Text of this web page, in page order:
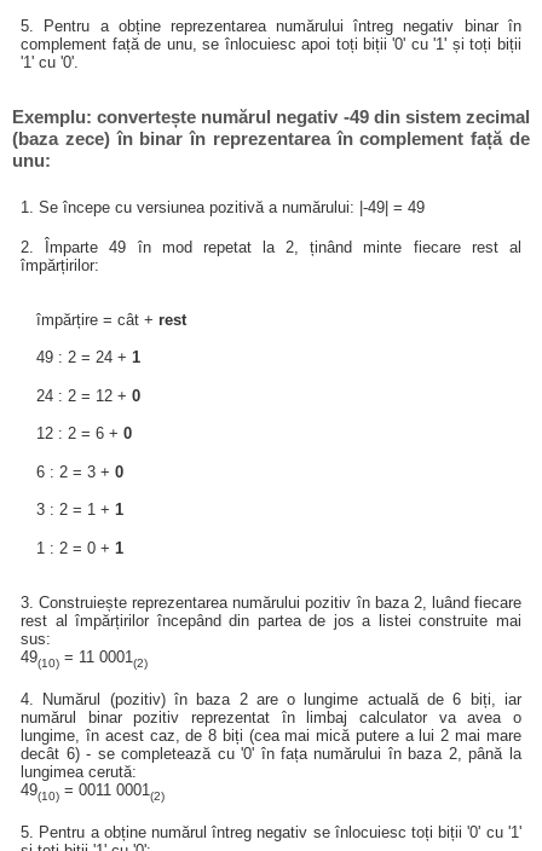
5. Pentru a obține reprezentarea numărului întreg negativ binar în
complement față de unu, se înlocuiesc apoi toți biții '0' cu '1' și toți biții
'1' cu '0'.
Exemplu: convertește numărul negativ -49 din sistem zecimal
(baza zece) în binar în reprezentarea în complement față de
unu:
1. Se începe cu versiunea pozitivă a numărului: |-49| = 49
2. Împarte 49 în mod repetat la 2, ținând minte fiecare rest al
împărțirilor:
împărțire = cât + rest
49 : 2 = 24 + 1
24 : 2 = 12 + 0
12 : 2 = 6 + 0
6 : 2 = 3 + 0
3 : 2 = 1 + 1
1 : 2 = 0 + 1
3. Construiește reprezentarea numărului pozitiv în baza 2, luând fiecare
rest al împărțirilor începând din partea de jos a listei construite mai
sus:
49(10) = 11 0001(2)
4. Numărul (pozitiv) în baza 2 are o lungime actuală de 6 biți, iar
numărul binar pozitiv reprezentat în limbaj calculator va avea o
lungime, în acest caz, de 8 biți (cea mai mică putere a lui 2 mai mare
decât 6) - se completează cu '0' în fața numărului în baza 2, până la
lungimea cerută:
49(10) = 0011 0001 (2)
5. Pentru a obține numărul întreg negativ se înlocuiesc toți biții '0' cu '1'